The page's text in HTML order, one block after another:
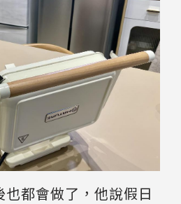
都會做了，他說假日